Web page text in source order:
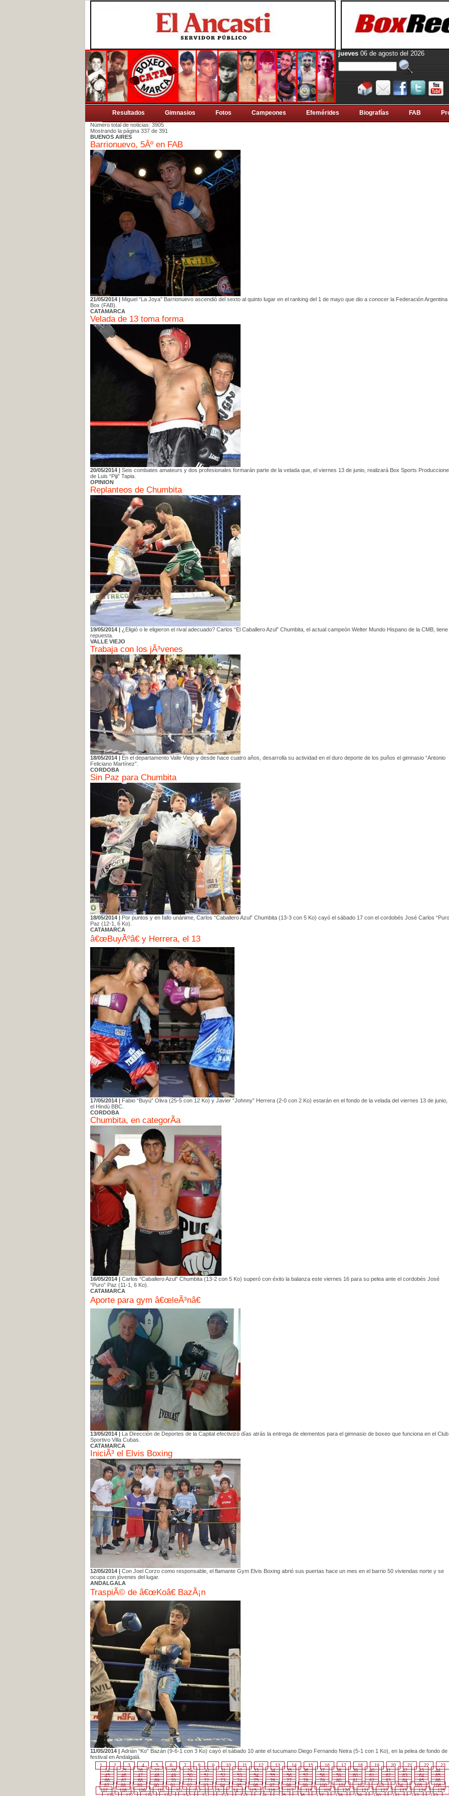
jueves 06 de agosto del 2026
Resultados Gimnasios Fotos Campeones Efemérides Biografí­as FAB
Número total de noticias: 3905
Mostrando la página 337 de 391
BUENOS AIRES
Barrionuevo, 5Âº en FAB
21/05/2014 | Miguel “La Joya” Barrionuevo ascendió del sexto al quinto lugar en el ranking del 1 de mayo que dio a conocer la Federación Argentina
Box (FAB).
CATAMARCA
Velada de 13 toma forma
20/05/2014 | Seis combates amateurs y dos profesionales formarán parte de la velada que, el viernes 13 de junio, realizará Box Sports
de Luis “Piji” Tapia.
OPINION
Replanteos de Chumbita
19/05/2014 | ¿Eligió o le eligieron el rival adecuado? Carlos “El Caballero Azul” Chumbita, el actual campeón Welter Mundo Hispano de la CMB, tiene
repuesta.
VALLE VIEJO
Trabaja con los jÃ³venes
18/05/2014 | En el departamento Valle Viejo y desde hace cuatro años, desarrolla su actividad en el duro deporte de los puños el gimnasio “Antonio
Feliciano Martínez”.
CORDOBA
Sin Paz para Chumbita
18/05/2014 | Por puntos y en fallo unánime, Carlos “Caballero Azul” Chumbita (13-3 con 5 Ko) cayó el sábado 17 con el cordobés José Carlos
Paz (12-1, 6 Ko).
CATAMARCA
â€œBuyÃºâ€ y Herrera, el 13
17/05/2014 | Fabio “Buyú” Oliva (25-5 con 12 Ko) y Javier “Johnny” Herrera (2-0 con 2 Ko) estarán en el fondo de la velada del viernes 13 de junio,
el Hindú BBC.
CORDOBA
Chumbita, en categorÃ­a
16/05/2014 | Carlos “Caballero Azul” Chumbita (13-2 con 5 Ko) superó con éxito la balanza este viernes 16 para su pelea ante el cordobés José
“Puro” Paz (11-1, 6 Ko).
CATAMARCA
Aporte para gym â€œleÃ³nâ€
13/05/2014 | La Dirección de Deportes de la Capital efectivizó días atrás la entrega de elementos para el gimnasio de boxeo que funciona en el Club
Sportivo Villa Cubas.
CATAMARCA
IniciÃ³ el Elvis Boxing
12/05/2014 | Con Joel Corzo como responsable, el flamante Gym Elvis Boxing abrió sus puertas hace un mes en el barrio 50 viviendas norte y se
ocupa con jóvenes del lugar.
ANDALGALA
TraspiÃ© de â€œKoâ€ BazÃ¡n
11/05/2014 | Adrián “Ko” Bazán (9-6-1 con 3 Ko) cayó el sábado 10 ante el tucumano Diego Fernando Neira (5-1 con 1 Ko), en la pelea de fondo de
festival en Andalgalá.
1 2 3 4 5 6 7 8 9 10 11 12 13 14 15 16 17 18 19 20 21 22
23
24
25 26 27 28 29 30 31 32 33 34 35 36 37 38 39 40 41 42 43
44
45
46 47 48 49 50 51 52 53 54 55 56 57 58 59 60 61 62 63 64
65
66
67 68 69 70 71 72 73 74 75 76 77 78 79 80 81 82 83 84 85
86
87
88 89 90 91 92 93 94 95 96 97 98 99 100 101 102 103 104 105
106
107
108 109 110 111 112 113 114 115 116 117 118 119 120 121 122 123 124
125